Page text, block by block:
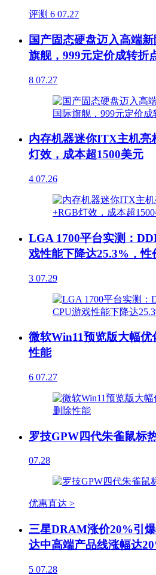
评测 6 07.27
国产固态硬盘迈入高端
旗舰，999元定价成转折
8 07.27
内存机器迷你ITX主机亮
灯效，成本超1500美元
4 07.26
LGA 1700平台实测：
戏性能下降达25.3%，性
3 07.29
微软Win11预览版大幅
性能
6 07.27
罗技GPW四代朱雀鼠标
07.28
优惠直达 >
三星DRAM涨价20%引
达中高端产品线涨幅达
5 07.28